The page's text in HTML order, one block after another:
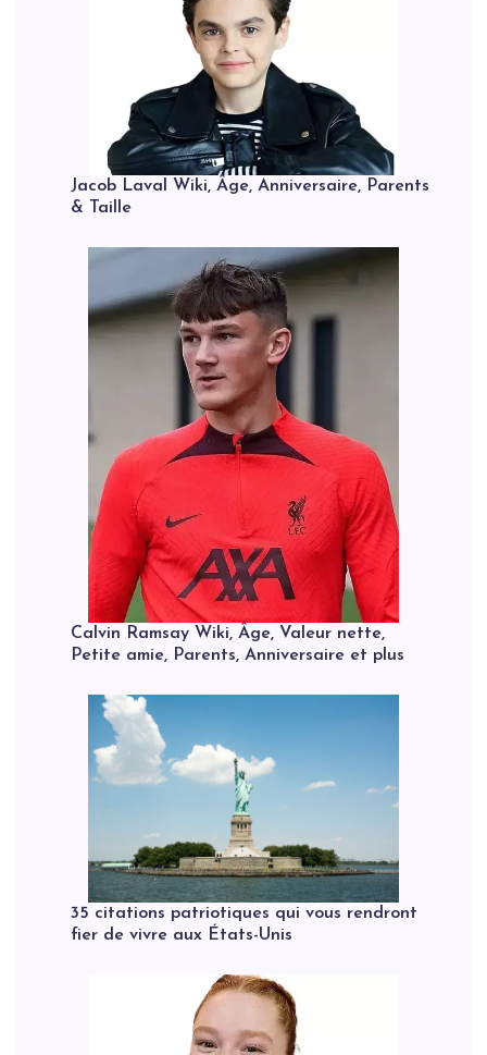
Jacob Laval Wiki, Âge, Anniversaire, Parents
& Taille
Calvin Ramsay Wiki, Âge, Valeur nette,
Petite amie, Parents, Anniversaire et plus
35 citations patriotiques qui vous rendront
fier de vivre aux États-Unis